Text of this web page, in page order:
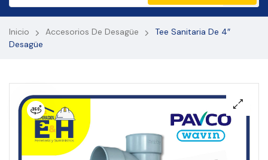
Inicio Accesorios De Desagüe
Tee Sanitaria De 4″
Desagüe